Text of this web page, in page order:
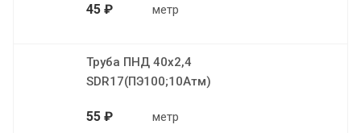
45 ₽ метр
Труба ПНД 40х2,4
SDR17(ПЭ100;10Атм)
55 ₽ метр